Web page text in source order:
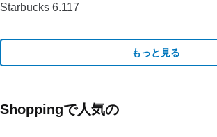
Starbucks 6.117
もっと見る
Shoppingで人気の